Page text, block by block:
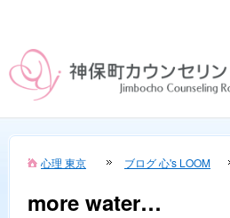
心理 東京 ブログ 心's LOOM
more water…